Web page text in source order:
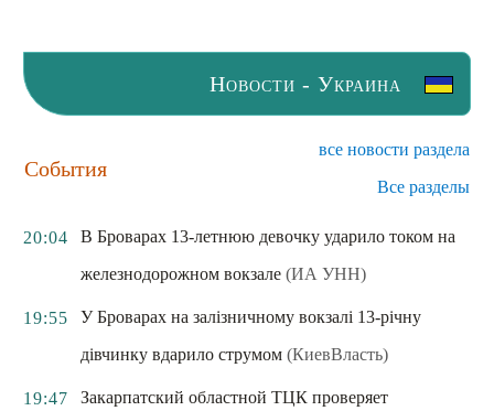
Новости - Украина
События
все новости раздела
Все разделы
20:04
В Броварах 13-летнюю девочку ударило током на
железнодорожном вокзале (ИА УНН)
19:55
У Броварах на залізничному вокзалі 13-річну
дівчинку вдарило струмом (КиевВласть)
19:47
Закарпатский областной ТЦК проверяет